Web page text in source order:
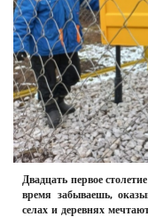
Двадцать первое
время забываешь,
селах и деревнях